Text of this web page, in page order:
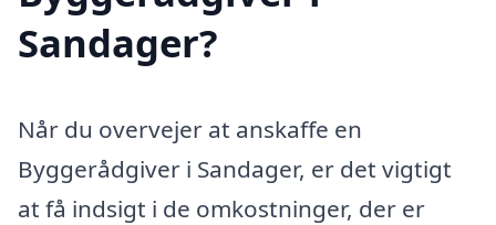
Sandager?
Når du overvejer at anskaffe en
Byggerådgiver i Sandager, er det vigtigt
at få indsigt i de omkostninger, der er